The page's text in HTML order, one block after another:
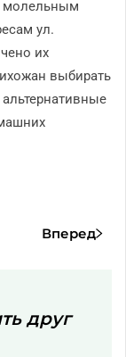
молельным
ул.
их
выбирать
Вперед
друг